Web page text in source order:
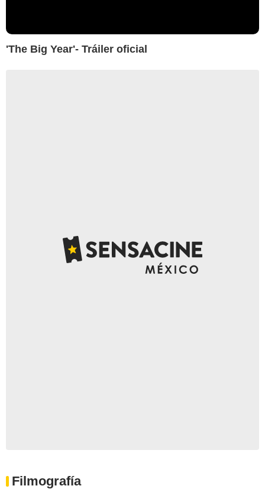
'The Big Year'- Tráiler oficial
Filmografía